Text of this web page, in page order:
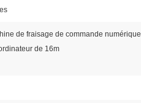
de fraisage de commande numérique
de 16m